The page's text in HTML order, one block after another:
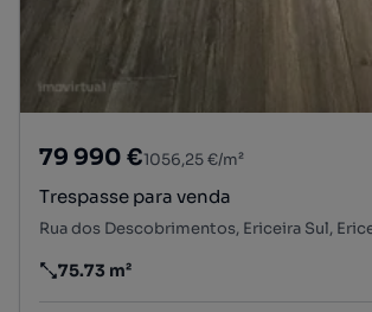
79 990 €1056,25 €/m²
Trespasse para venda
Preço por metro quadrado
75.73 m²